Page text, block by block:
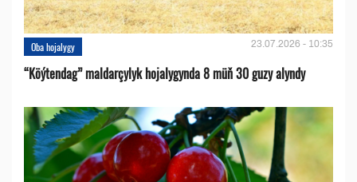
Oba hojalygy 23.07.2026 - 10:35
“Köýtendag” maldarçylyk hojalygynda 8 müň 30 guzy alyndy